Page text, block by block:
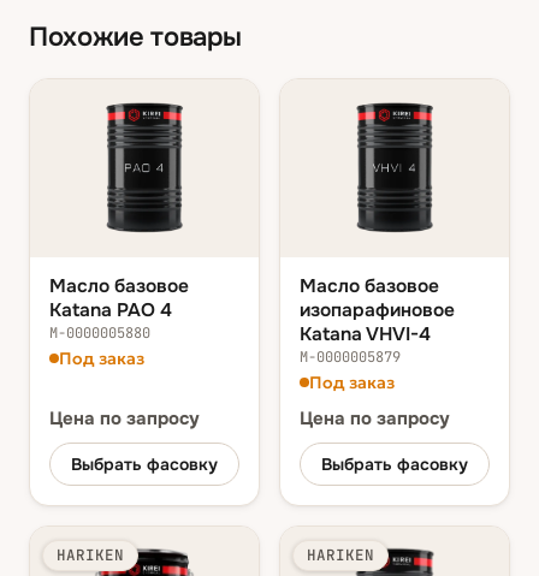
Похожие товары
Масло базовое
Katana PAO 4
М-0000005880
Под заказ
Цена по запросу
Выбрать фасовку
Масло базовое
изопарафиновое
Katana VHVI-4
М-0000005879
Под заказ
Цена по запросу
Выбрать фасовку
HARIKEN HARIKEN